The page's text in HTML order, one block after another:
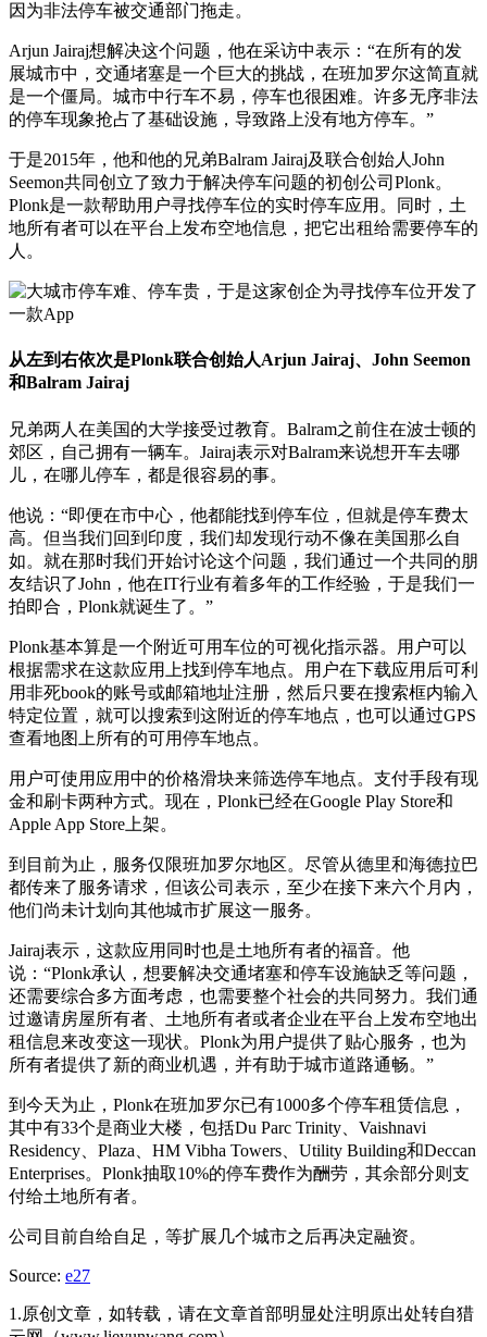
因为非法停车被交通部门拖走。
Arjun Jairaj想解决这个问题，他在采访中表示：“在所有的发
展城市中，交通堵塞是一个巨大的挑战，在班加罗尔这简直就
是一个僵局。城市中行车不易，停车也很困难。许多无序非法
的停车现象抢占了基础设施，导致路上没有地方停车。”
于是2015年，他和他的兄弟Balram Jairaj及联合创始人John
Seemon共同创立了致力于解决停车问题的初创公司Plonk。
Plonk是一款帮助用户寻找停车位的实时停车应用。同时，土
地所有者可以在平台上发布空地信息，把它出租给需要停车的
人。
从左到右依次是Plonk联合创始人Arjun Jairaj、John Seemon
和Balram Jairaj
兄弟两人在美国的大学接受过教育。Balram之前住在波士顿的
郊区，自己拥有一辆车。Jairaj表示对Balram来说想开车去哪
儿，在哪儿停车，都是很容易的事。
他说：“即便在市中心，他都能找到停车位，但就是停车费太
高。但当我们回到印度，我们却发现行动不像在美国那么自
如。就在那时我们开始讨论这个问题，我们通过一个共同的朋
友结识了John，他在IT行业有着多年的工作经验，于是我们一
拍即合，Plonk就诞生了。”
Plonk基本算是一个附近可用车位的可视化指示器。用户可以
根据需求在这款应用上找到停车地点。用户在下载应用后可利
用非死book的账号或邮箱地址注册，然后只要在搜索框内输入
特定位置，就可以搜索到这附近的停车地点，也可以通过GPS
查看地图上所有的可用停车地点。
用户可使用应用中的价格滑块来筛选停车地点。支付手段有现
金和刷卡两种方式。现在，Plonk已经在Google Play Store和
Apple App Store上架。
到目前为止，服务仅限班加罗尔地区。尽管从德里和海德拉巴
都传来了服务请求，但该公司表示，至少在接下来六个月内，
他们尚未计划向其他城市扩展这一服务。
Jairaj表示，这款应用同时也是土地所有者的福音。他
说：“Plonk承认，想要解决交通堵塞和停车设施缺乏等问题，
还需要综合多方面考虑，也需要整个社会的共同努力。我们通
过邀请房屋所有者、土地所有者或者企业在平台上发布空地出
租信息来改变这一现状。Plonk为用户提供了贴心服务，也为
所有者提供了新的商业机遇，并有助于城市道路通畅。”
到今天为止，Plonk在班加罗尔已有1000多个停车租赁信息，
其中有33个是商业大楼，包括Du Parc Trinity、Vaishnavi
Residency、Plaza、HM Vibha Towers、Utility Building和Deccan
Enterprises。Plonk抽取10%的停车费作为酬劳，其余部分则支
付给土地所有者。
公司目前自给自足，等扩展几个城市之后再决定融资。
Source: e27
1.原创文章，如转载，请在文章首部明显处注明原出处转自猎